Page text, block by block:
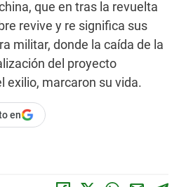
que en tras la revuelta
revive y re significa sus
militar, donde la caída de la
del proyecto
exilio, marcaron su vida.
en